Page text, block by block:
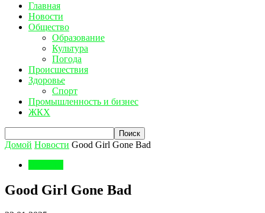
Главная
Новости
Общество
Образование
Культура
Погода
Происшествия
Здоровье
Спорт
Промышленность и бизнес
ЖКХ
Домой Новости Good Girl Gone Bad
Good Girl Gone Bad